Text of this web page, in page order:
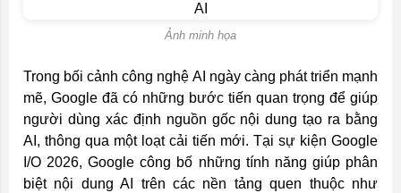
Ảnh minh họa
Trong bối cảnh công nghệ AI ngày càng phát triển mạnh
mẽ, Google đã có những bước tiến quan trọng để giúp
người dùng xác định nguồn gốc nội dung tạo ra bằng
AI, thông qua một loạt cải tiến mới. Tại sự kiện Google
I/O 2026, Google công bố những tính năng giúp phân
biệt nội dung AI trên các nền tảng quen thuộc như